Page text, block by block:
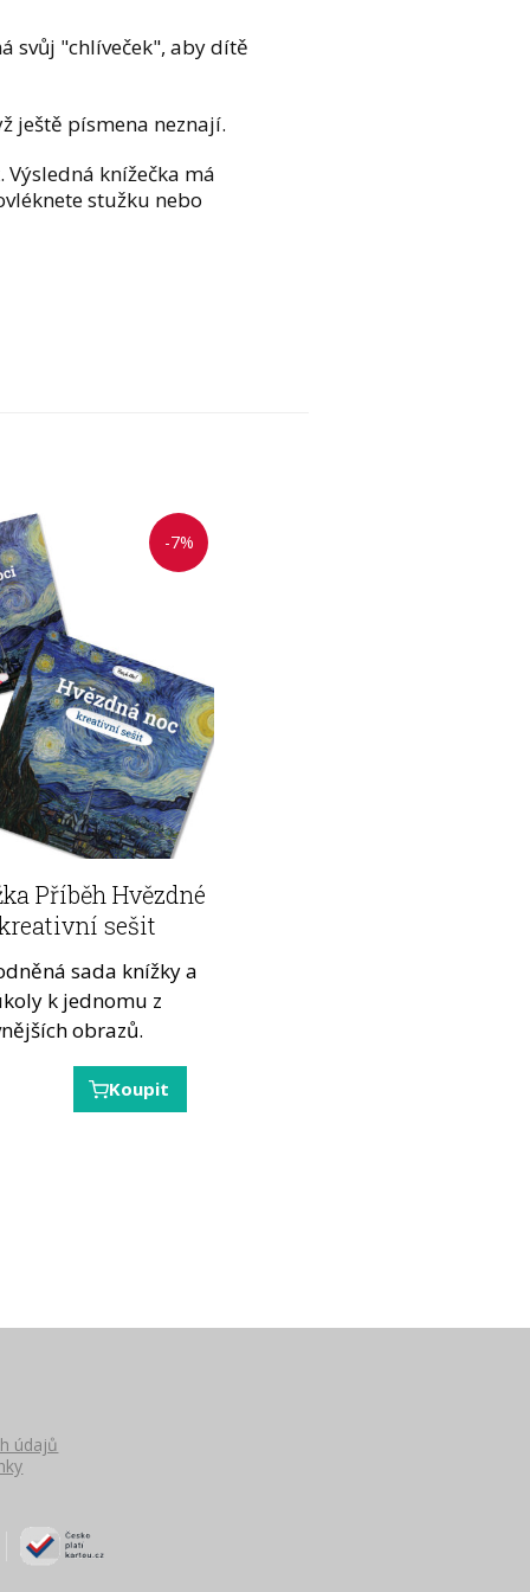
svůj "chlíveček", aby dítě
ještě písmena neznají.
knížečka má
stužku nebo
-7%
Příběh Hvězdné
sešit
sada knížky a
k jednomu z
obrazů.
Koupit
údajů